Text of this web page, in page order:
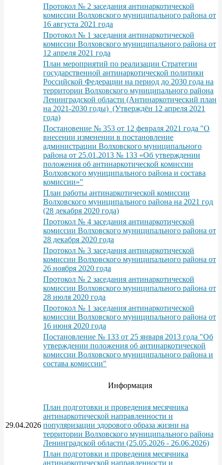
Протокол № 2 заседания антинаркотической
комиссии Волховского муниципального района от
16 августа 2021 года
Протокол № 1 заседания антинаркотической
комиссии Волховского муниципального района от
12 апреля 2021 года
План мероприятий по реализации Стратегии
государственной антинаркотической политики
Российской Федерации на период до 2030 года на
территории Волховского муниципального района
Ленинградской области (Антинаркотический план
на 2021-2030 годы) (Утверждён 12 апреля 2021
года)
Постановение № 353 от 12 февраля 2021 года "О
внесении изменении в постановление
администрации Волховского муниципального
района от 25.01.2013 № 133 «Об утверждении
положения об антинаркотической комиссии
Волховского муниципального района и состава
комиссии»"
План работы антинаркотической комиссии
Волховского муниципального района на 2021 год
(28 декабря 2020 года)
Протокол № 4 заседания антинаркотической
комиссии Волховского муниципального района от
28 декабря 2020 года
Протокол № 3 заседания антинаркотической
комиссии Волховского муниципального района от
26 ноября 2020 года
Протокол № 2 заседания антинаркотической
комиссии Волховского муниципального района от
28 июля 2020 года
Протокол № 1 заседания антинаркотической
комиссии Волховского муниципального района от
16 июня 2020 года
Постановление № 133 от 25 января 2013 года "Об
утверждении положения об антинаркотической
комиссии Волховского муниципального района и
состава комиссии"
Информация
29.04.2026
План подготовки и проведения месячника
антинаркотической направленности и
популяризации здорового образа жизни на
территории Волховского муниципального района
Ленинградской области (25.05.2026 - 26.06.2026)
План подготовки и проведения месячника
антинаркотической направленности и